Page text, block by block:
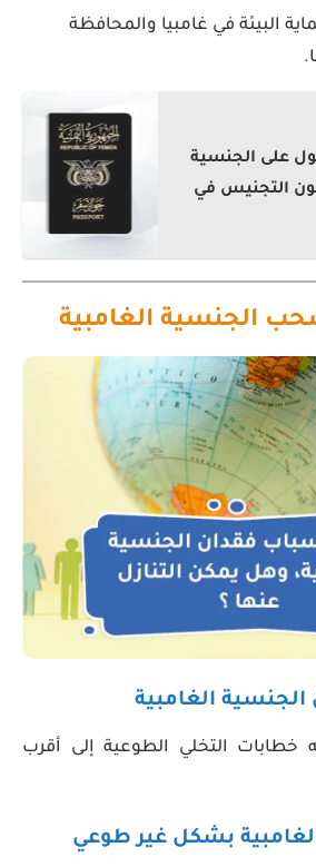
البيئة في غامبيا والمحافظة
على الجنسية
التجنيس في
الجنسية الغامبية
الجنسية الغامبية
التخلي الطوعية إلى أقرب
بشكل غير طوعي